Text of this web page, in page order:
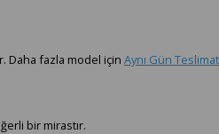
Daha fazla model için Aynı Gün Teslimat
bir mirastır.